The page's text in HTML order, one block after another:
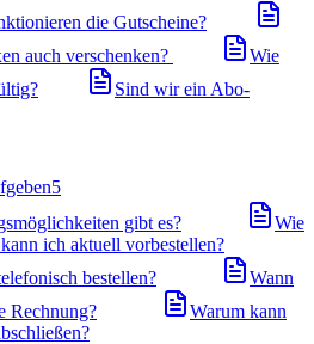
die Gutscheine?
auch verschenken?
Wie
Sind wir ein Abo-
5
gibt es?
Wie
ich aktuell vorbestellen?
bestellen?
Wann
Rechnung?
Warum kann